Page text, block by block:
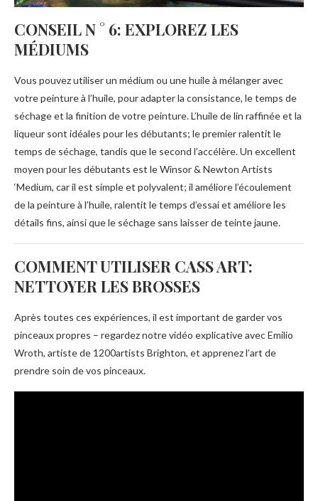
CONSEIL N ° 6: EXPLOREZ LES
MÉDIUMS
Vous pouvez utiliser un médium ou une huile à mélanger avec
votre peinture à l’huile, pour adapter la consistance, le temps de
séchage et la finition de votre peinture. L’huile de lin raffinée et la
liqueur sont idéales pour les débutants; le premier ralentit le
temps de séchage, tandis que le second l’accélère. Un excellent
moyen pour les débutants est le Winsor & Newton Artists
‘Medium, car il est simple et polyvalent; il améliore l’écoulement
de la peinture à l’huile, ralentit le temps d’essai et améliore les
détails fins, ainsi que le séchage sans laisser de teinte jaune.
COMMENT UTILISER CASS ART:
NETTOYER LES BROSSES
Après toutes ces expériences, il est important de garder vos
pinceaux propres – regardez notre vidéo explicative avec Emilio
Wroth, artiste de 1200artists Brighton, et apprenez l’art de
prendre soin de vos pinceaux.